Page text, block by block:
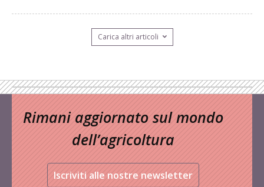
Carica altri articoli
Rimani aggiornato sul mondo
dell’agricoltura
Iscriviti alle nostre newsletter